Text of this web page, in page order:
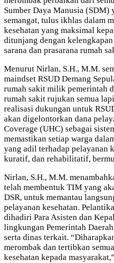
Sumber Daya Manusia (SDM)
semangat, tulus ikhlas dalam
kesehatan yang maksimal
ditunjang dengan
sarana dan prasarana rumah
Menurut Nirlan, S.H., M.M.
maindset RSUD Demang
rumah sakit milik pemerintah
rumah sakit rujukan semua
realisasi dukungan untuk
akan digelontorkan dana
Coverage (UHC) sebagai
memastikan setiap warga
yang adil terhadap pelayanan
kuratif, dan rehabilitatif,
Nirlan, S.H., M.M.
telah membentuk TIM yang
DSR, untuk memantau
pelayanan kesehatan.
dihadiri Para Asisten dan
lingkungan Pemerintah
serta dinas terkait.
merombak dan tertibkan
kesehatan kepada